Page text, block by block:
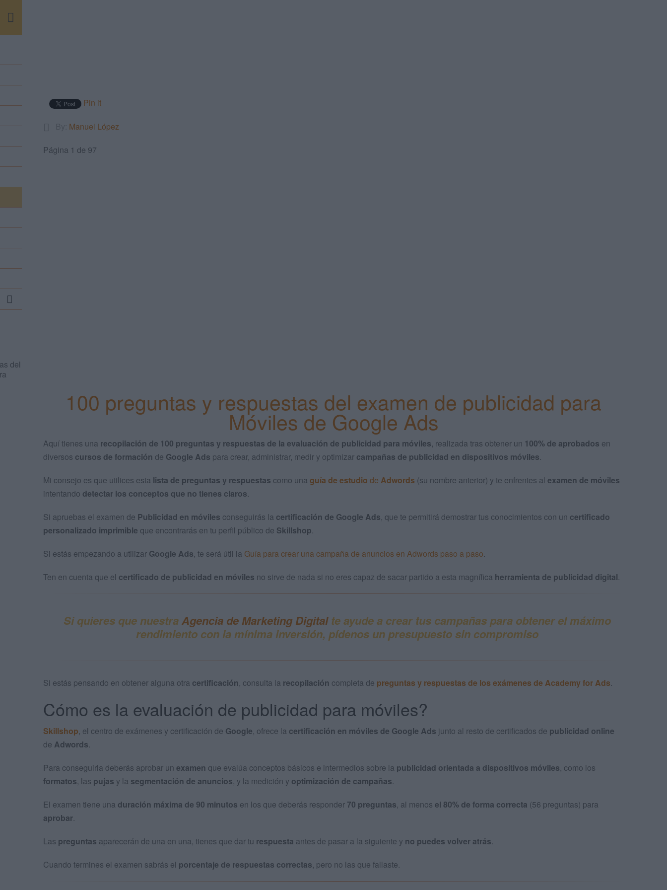
del
Pin it
Manuel López
Página 1 de 97
100 preguntas y respuestas del examen de publicidad para
Móviles de Google Ads
Aquí tienes una recopilación de 100 preguntas y respuestas de la evaluación de publicidad para móviles, realizada tras obtener un 100% de aprobados en
diversos cursos de formación de Google Ads para crear, administrar, medir y optimizar campañas de publicidad en dispositivos móviles.
Mi consejo es que utilices esta lista de preguntas y respuestas como una guía de estudio de Adwords (su nombre anterior) y te enfrentes al examen de móviles
intentando detectar los conceptos que no tienes claros.
Si apruebas el examen de Publicidad en móviles conseguirás la certificación de Google Ads, que te permitirá demostrar tus conocimientos con un certificado
personalizado imprimible que encontrarás en tu perfil público de Skillshop.
Si estás empezando a utilizar Google Ads, te será útil la Guía para crear una campaña de anuncios en Adwords paso a paso.
Ten en cuenta que el certificado de publicidad en móviles no sirve de nada si no eres capaz de sacar partido a esta magnífica herramienta de publicidad digital.
Si quieres que nuestraAgencia de Marketing Digitalte ayude a crear tus campañas para obtener elmáximo
rendimiento con la mínima inversión, pídenos unpresupuesto sin compromiso
Si estás pensando en obtener alguna otra certificación, consulta la recopilación completa de preguntas y respuestas de los exámenes de Academy for Ads.
Cómo es la evaluación de publicidad para móviles?
Skillshop, el centro de exámenes y certificación de Google, ofrece la certificación en móviles de Google Ads junto al resto de certificados de publicidad online
de Adwords.
Para conseguirla deberás aprobar un examen que evalúa conceptos básicos e intermedios sobre la publicidad orientada a dispositivos móviles, como los
formatos, las pujas y la segmentación de anuncios, y la medición y optimización de campañas.
El examen tiene una duración máxima de 90 minutos en los que deberás responder 70 preguntas, al menos el 80% de forma correcta (56 preguntas) para
aprobar.
Las preguntas aparecerán de una en una, tienes que dar tu respuesta antes de pasar a la siguiente y no puedes volver atrás.
Cuando termines el examen sabrás el porcentaje de respuestas correctas, pero no las que fallaste.